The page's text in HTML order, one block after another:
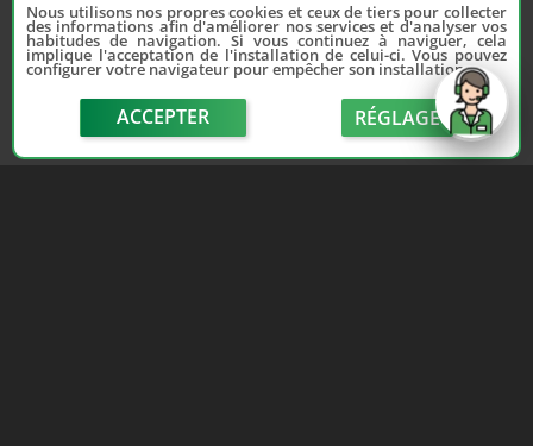
Nous utilisons nos propres cookies et ceux de tiers pour collecter
des informations afin d'améliorer nos services et d'analyser vos
habitudes de navigation. Si vous continuez à naviguer, cela
implique l'acceptation de l'installation de celui-ci. Vous pouvez
configurer votre navigateur pour empêcher son installation.
ACCEPTER RÉGLAGE